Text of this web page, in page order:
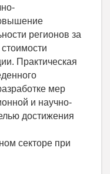
регионов за
Практическая
мер
и научно-
достижения
секторе при